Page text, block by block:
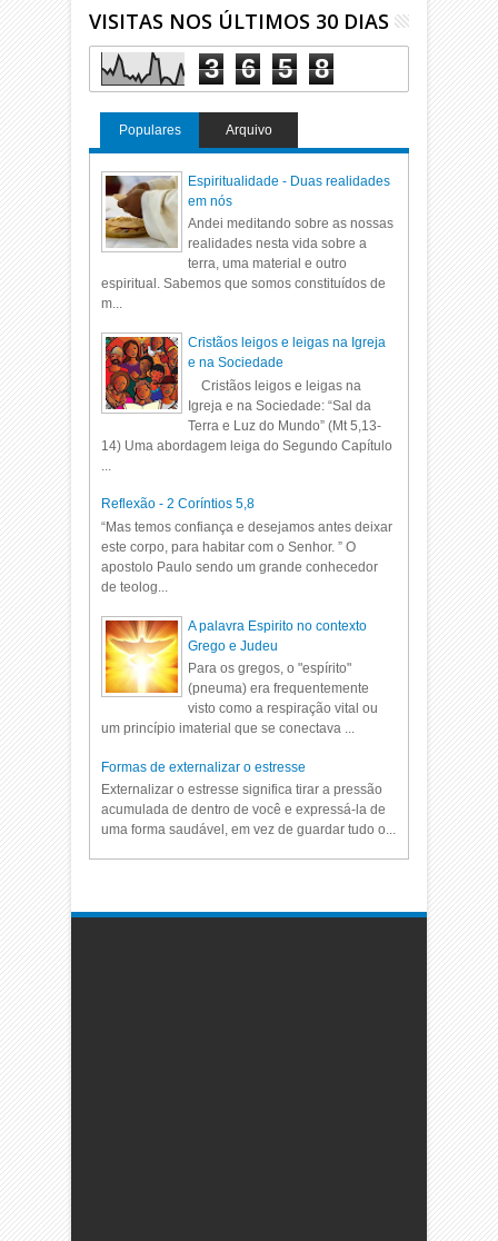
VISITAS NOS ÚLTIMOS 30 DIAS
3 6 5 8
Populares Arquivo
Espiritualidade - Duas realidades
em nós
Andei meditando sobre as nossas
realidades nesta vida sobre a
terra, uma material e outro
espiritual. Sabemos que somos constituídos de
m...
Cristãos leigos e leigas na Igreja
e na Sociedade
Cristãos leigos e leigas na
Igreja e na Sociedade: “Sal da
Terra e Luz do Mundo” (Mt 5,13-
14) Uma abordagem leiga do Segundo Capítulo
Reflexão - 2 Coríntios 5,8
“Mas temos confiança e desejamos antes deixar
este corpo, para habitar com o Senhor. ” O
apostolo Paulo sendo um grande conhecedor
de teolog...
A palavra Espirito no contexto
Grego e Judeu
Para os gregos, o "espírito"
(pneuma) era frequentemente
visto como a respiração vital ou
um princípio imaterial que se conectava ...
Formas de externalizar o estresse
Externalizar o estresse significa tirar a pressão
acumulada de dentro de você e expressá-la de
uma forma saudável, em vez de guardar tudo o...